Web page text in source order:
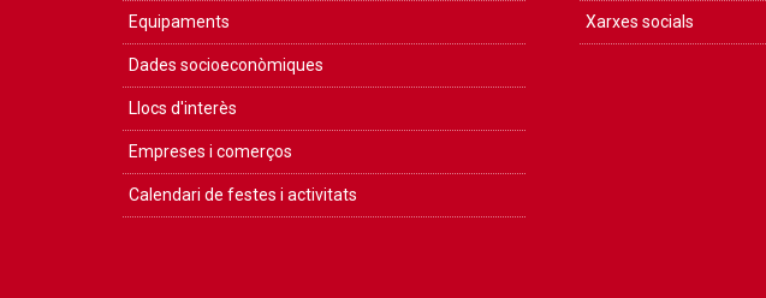
Equipaments
Dades socioeconòmiques
Llocs d'interès
Empreses i comerços
Calendari de festes i activitats
Xarxes socials